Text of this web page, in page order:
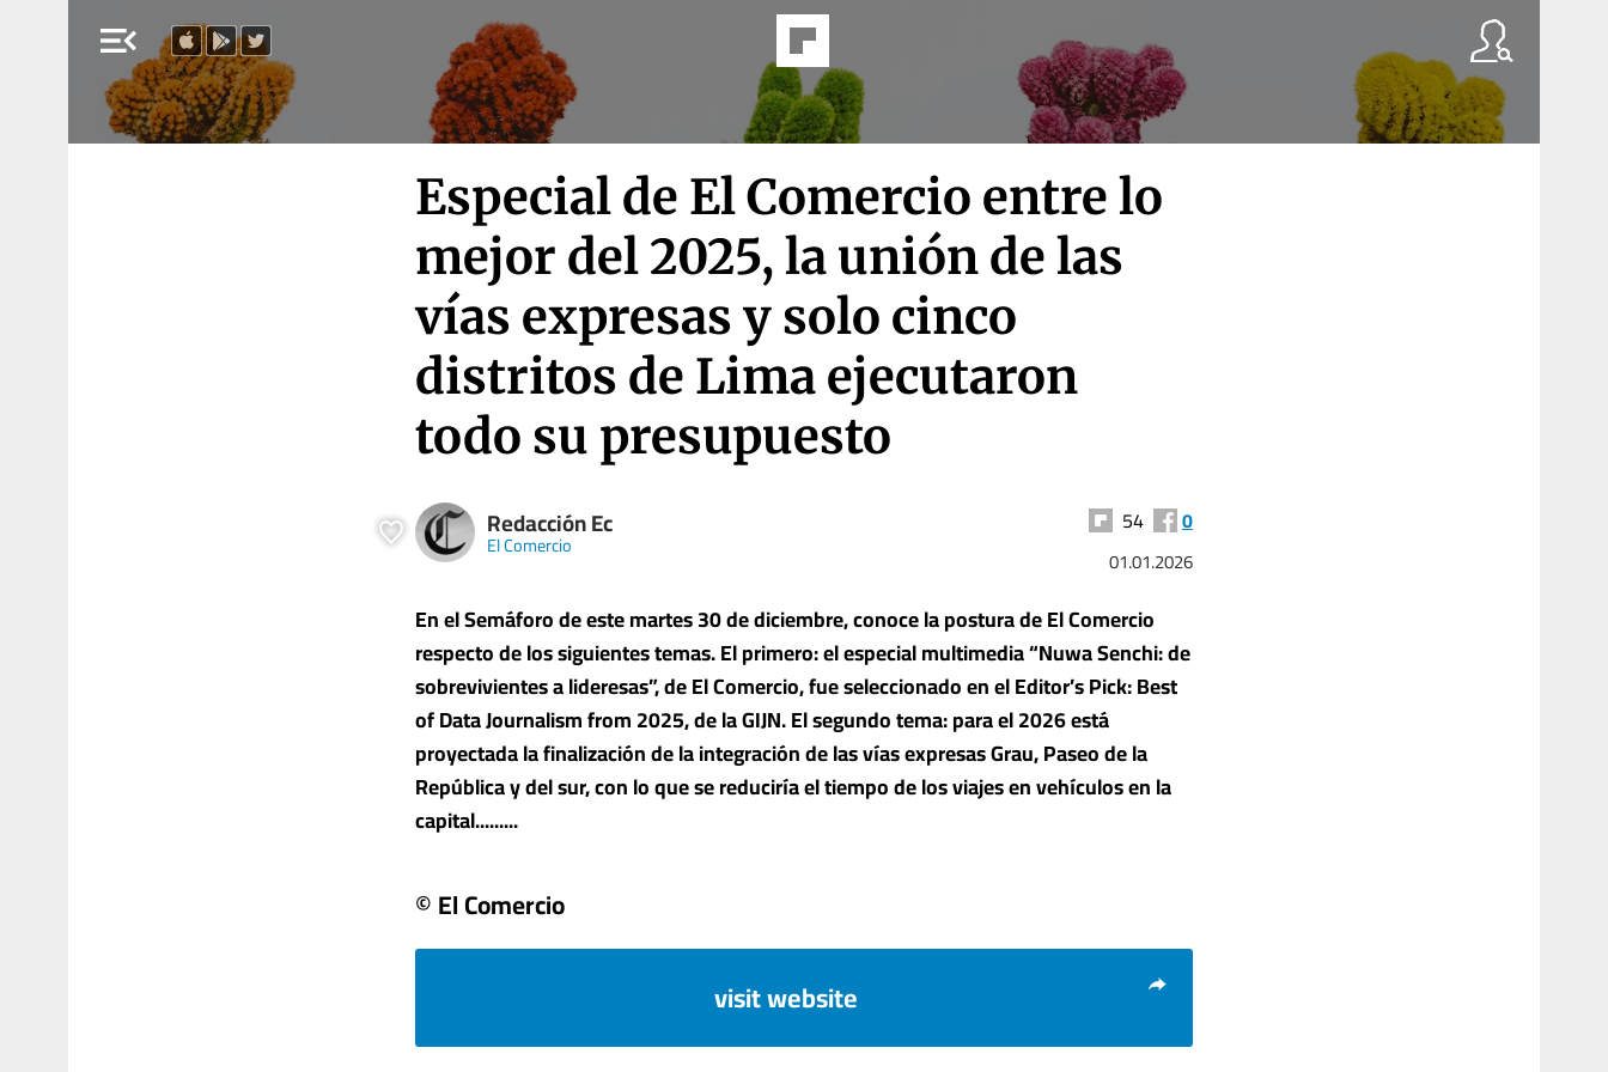
menu_open
Especial de El Comercio entre lo
mejor del 2025, la unión de las
vías expresas y solo cinco
distritos de Lima ejecutaron
todo su presupuesto
Redacción Ec
El Comercio
54 0
01.01.2026
En el Semáforo de este martes 30 de diciembre, conoce la postura de El Comercio
respecto de los siguientes temas. El primero: el especial multimedia “Nuwa Senchi: de
sobrevivientes a lideresas”, de El Comercio, fueseleccionado en el Editor’s Pick: Best
of Data Journalism from 2025, de la GIJN. El segundo tema: para el 2026 está
proyectada lafinalización de la integración de las vías expresasGrau, Paseo de la
República y del sur, con lo que se reduciría el tiempo de los viajes en vehículos en la
capital.........
© El Comercio
visit website